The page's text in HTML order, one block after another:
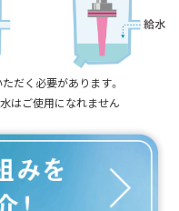
だく必要があります。
はご使用になれません